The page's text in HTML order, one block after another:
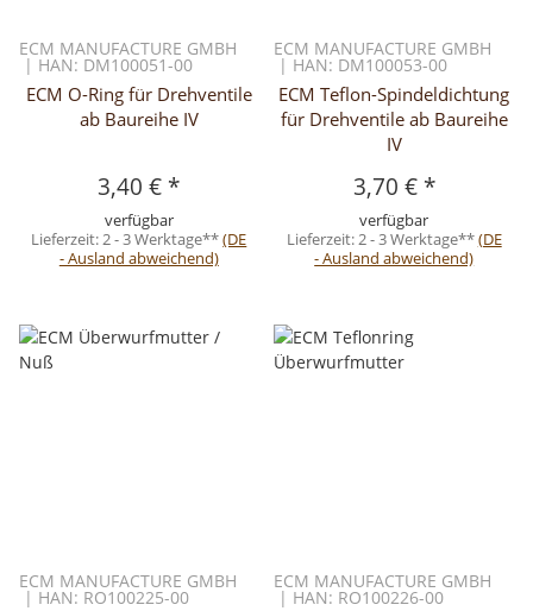
ECM MANUFACTURE GMBH
| HAN: DM100051-00
ECM O-Ring für Drehventile
ab Baureihe IV
3,40 € *
verfügbar
Lieferzeit:2 - 3 Werktage**(DE
- Ausland abweichend)
ECM MANUFACTURE GMBH
| HAN: DM100053-00
ECM Teflon-Spindeldichtung
für Drehventile ab Baureihe
IV
3,70 € *
verfügbar
Lieferzeit:2 - 3 Werktage**(DE
- Ausland abweichend)
ECM MANUFACTURE GMBH
| HAN: RO100225-00
ECM MANUFACTURE GMBH
| HAN: RO100226-00